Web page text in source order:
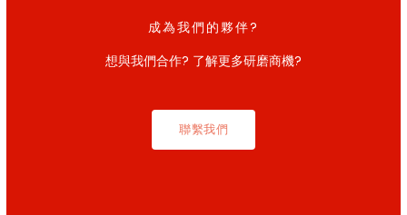
成為我們的夥伴?
想與我們合作? 了解更多研磨商機?
聯繫我們